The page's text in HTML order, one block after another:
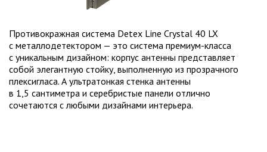
Противокражная система Detex Line Crystal 40 LX
c металлодетектором — это система премиум-класса
с уникальным дизайном: корпус антенны представляет
собой элегантную стойку, выполненную из прозрачного
плексигласа. А ультратонкая стенка антенны
в 1,5 сантиметра и серебристые панели отлично
сочетаются с любыми дизайнами интерьера.